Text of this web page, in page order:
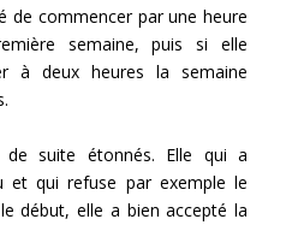
de commencer par une heure
semaine, puis si elle
à deux heures la semaine
suite étonnés. Elle qui a
et qui refuse par exemple le
début, elle a bien accepté la